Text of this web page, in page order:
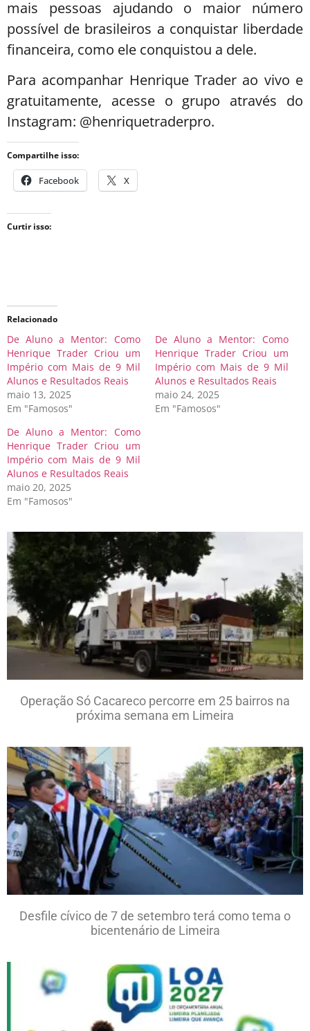
mais pessoas ajudando o maior número
possível de brasileiros a conquistar liberdade
financeira, como ele conquistou a dele.
Para acompanhar Henrique Trader ao vivo e
gratuitamente, acesse o grupo através do
Instagram: @henriquetraderpro.
Compartilhe isso:
Facebook X
Curtir isso:
Relacionado
De Aluno a Mentor: Como
Henrique Trader Criou um
Império com Mais de 9 Mil
Alunos e Resultados Reais
maio 13, 2025
Em "Famosos"
De Aluno a Mentor: Como
Henrique Trader Criou um
Império com Mais de 9 Mil
Alunos e Resultados Reais
maio 24, 2025
Em "Famosos"
De Aluno a Mentor: Como
Henrique Trader Criou um
Império com Mais de 9 Mil
Alunos e Resultados Reais
maio 20, 2025
Em "Famosos"
Operação Só Cacareco percorre em 25 bairros na
próxima semana em Limeira
Desfile cívico de 7 de setembro terá como tema o
bicentenário de Limeira